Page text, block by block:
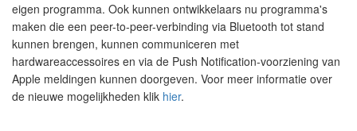
eigen programma. Ook kunnen ontwikkelaars nu programma's
maken die een peer-to-peer-verbinding via Bluetooth tot stand
kunnen brengen, kunnen communiceren met
hardwareaccessoires en via de Push Notification-voorziening van
Apple meldingen kunnen doorgeven. Voor meer informatie over
de nieuwe mogelijkheden klik hier.